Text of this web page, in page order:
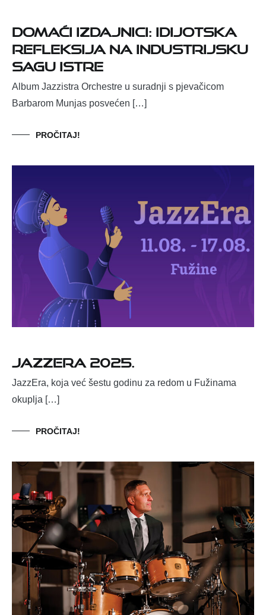
Domaći izdajnici: Idijotska
refleksija na industrijsku
sagu Istre
Album Jazzistra Orchestre u suradnji s pjevačicom
Barbarom Munjas posvećen […]
PROČITAJ!
JazzEra 2025.
JazzEra, koja već šestu godinu za redom u Fužinama
okuplja […]
PROČITAJ!